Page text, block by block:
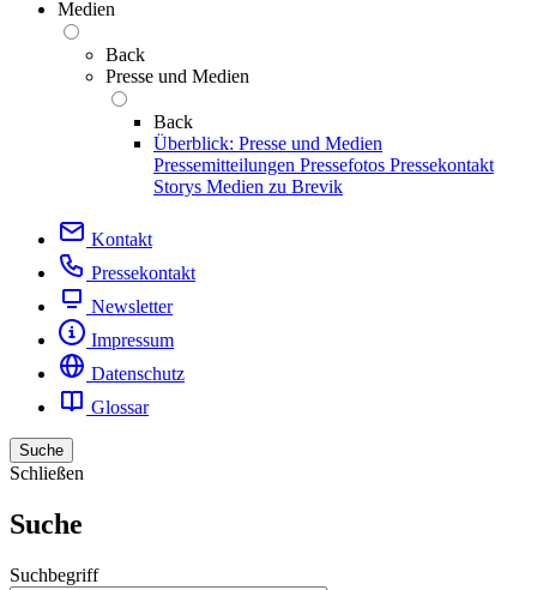
Medien
Back
Presse und Medien
Back
Überblick: Presse und Medien
Pressemitteilungen Pressefotos Pressekontakt
Storys Medien zu Brevik
Kontakt
Pressekontakt
Newsletter
Impressum
Datenschutz
Glossar
Suche
Schließen
Suche
Suchbegriff